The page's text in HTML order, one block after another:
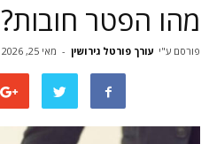
מהו הפטר חובות?
פורסם ע"י עורך פורטל גירושין - מאי 25, 2026